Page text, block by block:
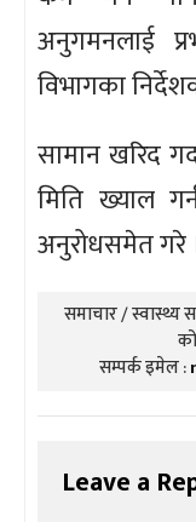
अनुगमनलाई
विभागका
सामान खरिद
मिति ख्याल
अनुरोधसमेत गरे
समाचार / स्वास्थ्य
सम्पर्क इमेल :
Leave a